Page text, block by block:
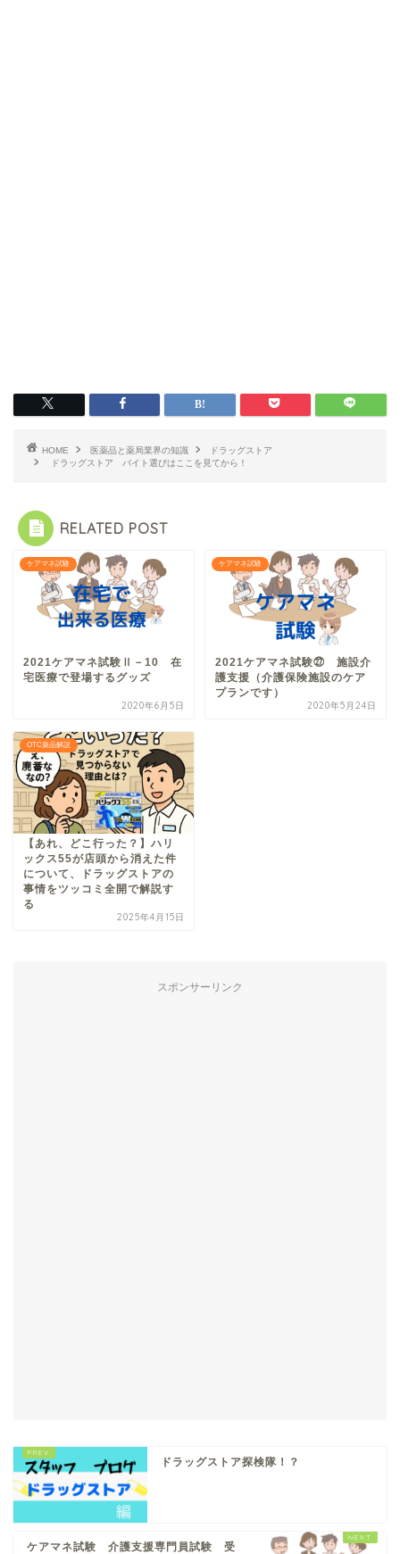
HOME 医薬品と薬局業界の知識
ドラッグストア
ドラッグストア バイト選びはここを見てから！
RELATED POST
ケアマネ試験
2021ケアマネ試験Ⅱ－10 在
宅医療で登場するグッズ
2020年6月5日
ケアマネ試験
2021ケアマネ試験㉗ 施設介
護支援（介護保険施設のケア
プランです）
2020年5月24日
OTC薬品解説
【あれ、どこ行った？】ハリ
ックス55が店頭から消えた件
について、ドラッグストアの
事情をツッコミ全開で解説す
る
2025年4月15日
スポンサーリンク
ドラッグストア探検隊！？
ケアマネ試験 介護支援専門員試験 受